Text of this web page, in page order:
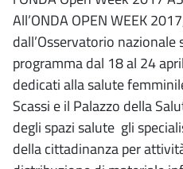
All’ONDA OPEN WEEK
dall’Osservatorio
programma dal 18 al 24
dedicati alla salute
Scassi e il Palazzo della
degli spazi salute gli
della cittadinanza per